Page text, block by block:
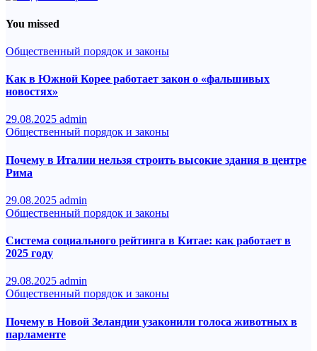
You missed
Общественный порядок и законы
Как в Южной Корее работает закон о «фальшивых
новостях»
29.08.2025 admin
Общественный порядок и законы
Почему в Италии нельзя строить высокие здания в центре
Рима
29.08.2025 admin
Общественный порядок и законы
Система социального рейтинга в Китае: как работает в
2025 году
29.08.2025 admin
Общественный порядок и законы
Почему в Новой Зеландии узаконили голоса животных в
парламенте